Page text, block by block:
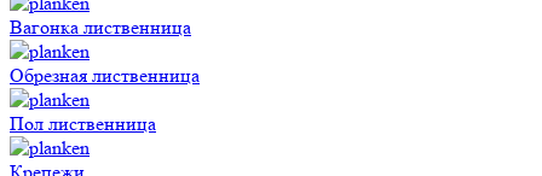
Вагонка лиственница
Обрезная лиственница
Пол лиственница